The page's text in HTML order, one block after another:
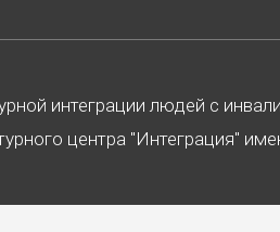
интеграции людей с
центра "Интеграция"